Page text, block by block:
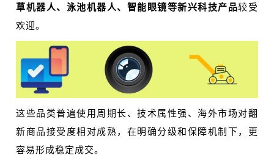
草机器人、泳池机器人、智能眼镜等新兴科技产品较受
欢迎。
这些品类普遍使用周期长、技术属性强、海外市场对翻
新商品接受度相对成熟，在明确分级和保障机制下，更
容易形成稳定成交。